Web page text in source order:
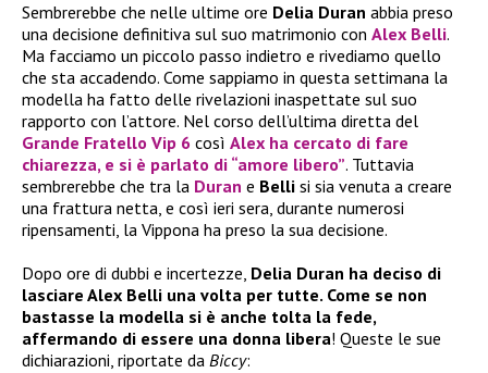
Sembrerebbe che nelle ultime ore Delia Duran abbia preso
una decisione definitiva sul suo matrimonio con Alex Belli.
Ma facciamo un piccolo passo indietro e rivediamo quello
che sta accadendo. Come sappiamo in questa settimana la
modella ha fatto delle rivelazioni inaspettate sul suo
rapporto con l’attore. Nel corso dell’ultima diretta del
Grande Fratello Vip 6 così Alex ha cercato di fare
chiarezza, e si è parlato di “amore libero”. Tuttavia
sembrerebbe che tra la Duran e Belli si sia venuta a creare
una frattura netta, e così ieri sera, durante numerosi
ripensamenti, la Vippona ha preso la sua decisione.
Dopo ore di dubbi e incertezze, Delia Duran ha deciso di
lasciare Alex Belli una volta per tutte. Come se non
bastasse la modella si è anche tolta la fede,
affermando di essere una donna libera! Queste le sue
dichiarazioni, riportate da Biccy: